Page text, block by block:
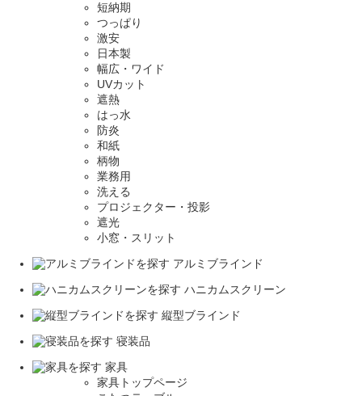
短納期
つっぱり
激安
日本製
幅広・ワイド
UVカット
遮熱
はっ水
防炎
和紙
柄物
業務用
洗える
プロジェクター・投影
遮光
小窓・スリット
アルミブラインド
ハニカムスクリーン
縦型ブラインド
寝装品
家具
家具トップページ